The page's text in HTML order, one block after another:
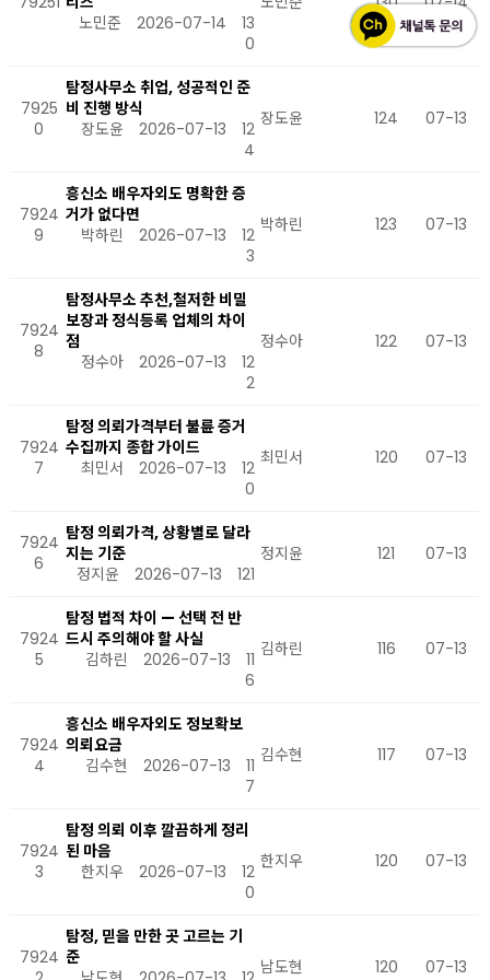
노민준
2026-07-14
13
0
7925
0
탐정사무소 취업, 성공적인 준
비 진행 방식
장도윤
2026-07-13
12
4
장도윤 124 07-13
7924
9
흥신소 배우자외도 명확한 증
거가 없다면
박하린
2026-07-13
12
3
박하린 123 07-13
7924
8
탐정사무소 추천,철저한 비밀
보장과 정식등록 업체의 차이
점
정수아
2026-07-13
12
2
정수아 122 07-13
7924
7
탐정 의뢰가격부터 불륜 증거
수집까지 종합 가이드
최민서
2026-07-13
12
0
최민서 120 07-13
7924
6
탐정 의뢰가격, 상황별로 달라
지는 기준
정지윤
2026-07-13 121
정지윤 121 07-13
7924
5
탐정 법적 차이 — 선택 전 반
드시 주의해야 할 사실
김하린
2026-07-13
11
6
김하린 116 07-13
7924
4
흥신소 배우자외도 정보확보
의뢰요금
김수현
2026-07-13
11
7
김수현 117 07-13
7924
3
탐정 의뢰 이후 깔끔하게 정리
된 마음
한지우
2026-07-13
12
0
한지우 120 07-13
7924
탐정, 믿을 만한 곳 고르는 기
준
남도현 120 07-13